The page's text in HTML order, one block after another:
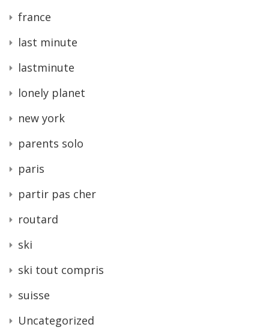
france
last minute
lastminute
lonely planet
new york
parents solo
paris
partir pas cher
routard
ski
ski tout compris
suisse
Uncategorized